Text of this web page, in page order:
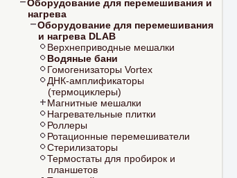
Оборудование для перемешивания и
нагрева
Оборудование для перемешивания
и нагрева DLAB
Верхнеприводные мешалки
Водяные бани
Гомогенизаторы Vortex
ДНК-амплификаторы
(термоциклеры)
Магнитные мешалки
Нагревательные плитки
Роллеры
Ротационные перемешиватели
Стерилизаторы
Термостаты для пробирок и
планшетов